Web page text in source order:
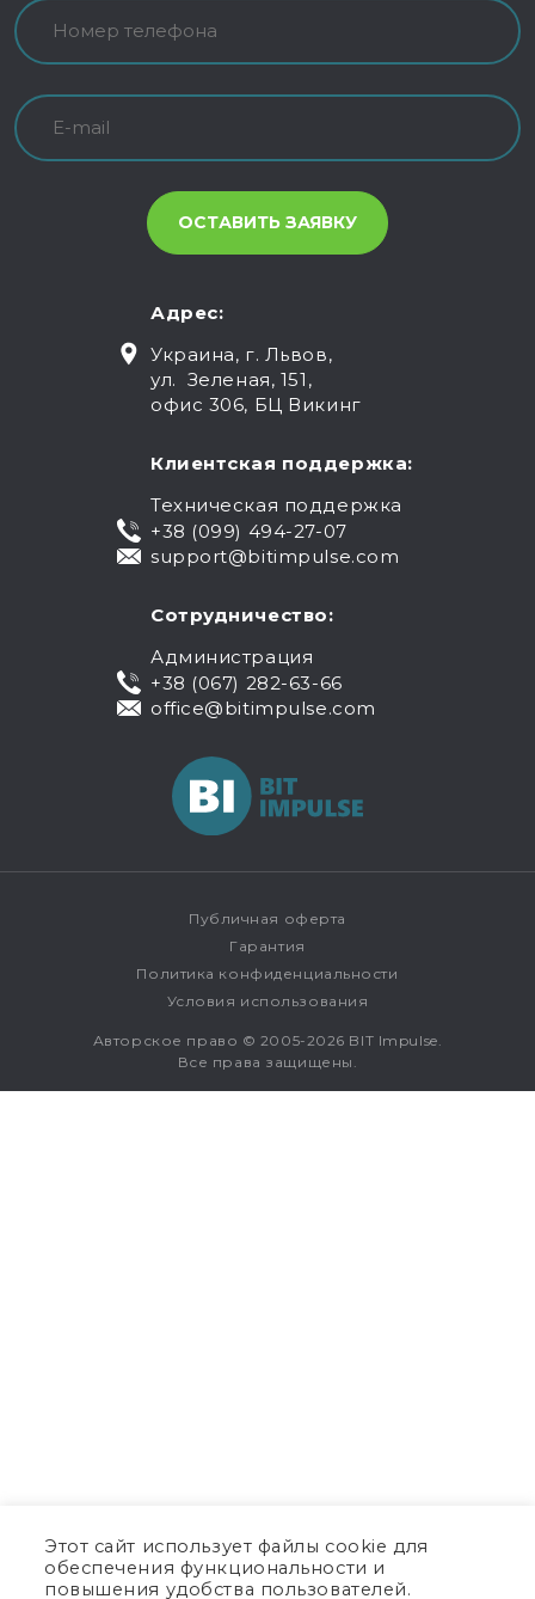
Адрес:
Украина, г. Львов,
ул. Зеленая, 151,
офис 306, БЦ Викинг
Клиентская поддержка:
Техническая поддержка
+38 (099) 494-27-07
support@bitimpulse.com
Сотрудничество:
Администрация
+38 (067) 282-63-66
office@bitimpulse.com
Публичная оферта
Гарантия
Политика конфиденциальности
Условия использования
Авторское право © 2005-2026 BIT Impulse.
Все права защищены.
Этот сайт использует файлы cookie для
обеспечения функциональности и
повышения удобства пользователей.